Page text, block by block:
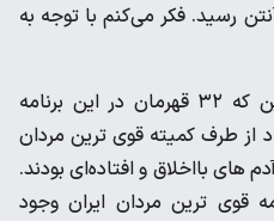
رسید. فکر می‌کنم با توجه به
نصیری شهرضایی با یادآوری این که ۳۲ قهرمان در این برنامه
از طرف کمیته قوی ترین مردان
های بااخلاق و افتاده‌ای بودند.
قوی ترین مردان ایران وجود